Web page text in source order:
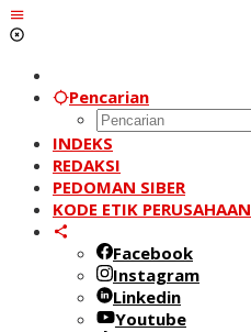
Pencarian
INDEKS
REDAKSI
PEDOMAN SIBER
KODE ETIK PERUSAHAAN
Facebook
Instagram
Linkedin
Youtube